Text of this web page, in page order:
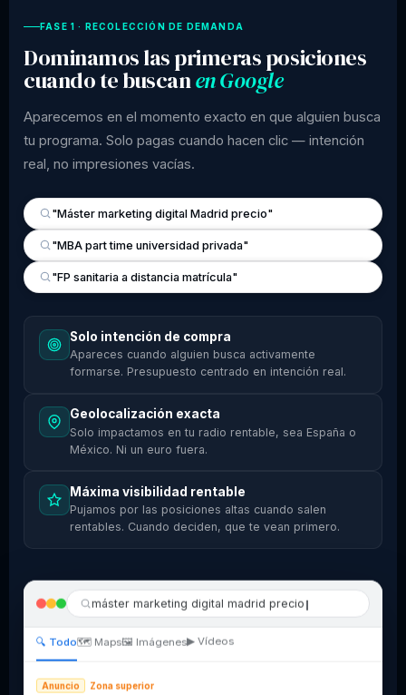
FASE 1 · RECOLECCIÓN DE DEMANDA
Dominamos las primeras posiciones
cuando te buscanen Google
Aparecemos en el momento exacto en que alguien busca
tu programa. Solo pagas cuando hacen clic — intención
real, no impresiones vacías.
"Máster marketing digital Madrid precio"
"MBA part time universidad privada"
"FP sanitaria a distancia matrícula"
Solo intención de compra
Apareces cuando alguien busca activamente
formarse. Presupuesto centrado en intención real.
Geolocalización exacta
Solo impactamos en tu radio rentable, sea España o
México. Ni un euro fuera.
Máxima visibilidad rentable
Pujamos por las posiciones altas cuando salen
rentables. Cuando deciden, que te vean primero.
máster marketing digital madrid precio
🔍 Todo🗺 Maps🖼 Imágenes▶ Vídeos
Anuncio Zona superior